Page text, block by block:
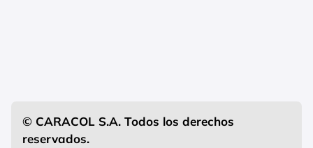
© CARACOL S.A. Todos los derechos
reservados.